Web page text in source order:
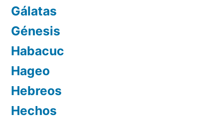
Gálatas
Génesis
Habacuc
Hageo
Hebreos
Hechos